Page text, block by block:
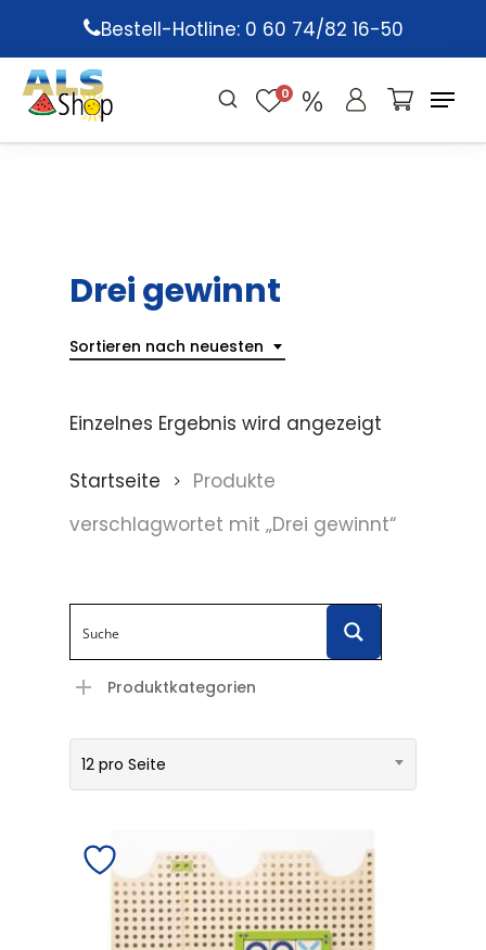
main
content
Bestell-Hotline: 0 60 74/82 16-50
0
Drei gewinnt
Sortieren nach neuesten
Einzelnes Ergebnis wird angezeigt
Startseite
Produkte
verschlagwortet mit „Drei gewinnt“
Produktkategorien
12 pro Seite